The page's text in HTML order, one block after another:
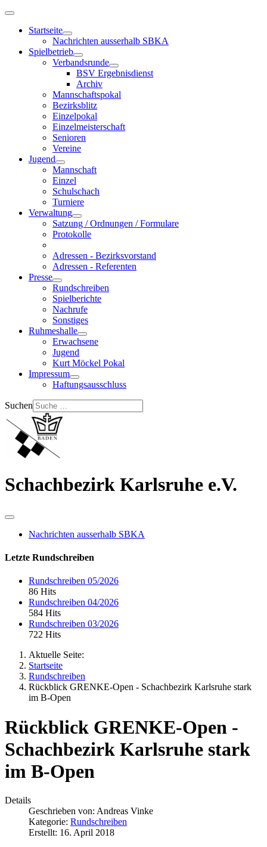
Startseite
Nachrichten ausserhalb SBKA
Spielbetrieb
Verbandsrunde
BSV Ergebnisdienst
Archiv
Mannschaftspokal
Bezirksblitz
Einzelpokal
Einzelmeisterschaft
Senioren
Vereine
Jugend
Mannschaft
Einzel
Schulschach
Turniere
Verwaltung
Satzung / Ordnungen / Formulare
Protokolle
Adressen - Bezirksvorstand
Adressen - Referenten
Presse
Rundschreiben
Spielberichte
Nachrufe
Sonstiges
Ruhmeshalle
Erwachsene
Jugend
Kurt Möckel Pokal
Impressum
Haftungsausschluss
Suchen
Schachbezirk Karlsruhe e.V.
Nachrichten ausserhalb SBKA
Letzte Rundschreiben
Rundschreiben 05/2026
86 Hits
Rundschreiben 04/2026
584 Hits
Rundschreiben 03/2026
722 Hits
Aktuelle Seite:
Startseite
Rundschreiben
Rückblick GRENKE-Open - Schachbezirk Karlsruhe stark
im B-Open
Rückblick GRENKE-Open -
Schachbezirk Karlsruhe stark
im B-Open
Details
Geschrieben von: Andreas Vinke
Kategorie: Rundschreiben
Erstellt: 16. April 2018